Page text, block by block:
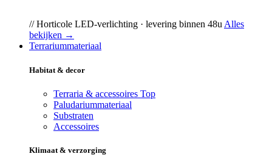
// Horticole LED-verlichting · levering binnen 48uAlles
bekijken →
Terrariummateriaal
Habitat & decor
Terraria & accessoires Top
Paludariummateriaal
Substraten
Accessoires
Klimaat & verzorging